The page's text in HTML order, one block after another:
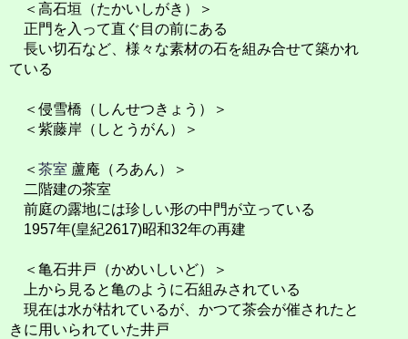
＜高石垣（たかいしがき）＞
正門を入って直ぐ目の前にある
長い切石など、様々な素材の石を組み合せて築かれ
ている
＜侵雪橋（しんせつきょう）＞
＜紫藤岸（しとうがん）＞
＜ 茶室 蘆庵（ろあん）＞
二階建の茶室
前庭の露地には珍しい形の中門が立っている
1957年(皇紀2617)昭和32年の再建
＜亀石井戸（かめいしいど）＞
上から見ると亀のように石組みされている
現在は水が枯れているが、かつて茶会が催されたと
きに用いられていた井戸